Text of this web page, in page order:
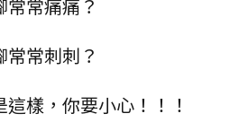
常常痛痛？
常常刺刺？
這樣，你要小心！！！